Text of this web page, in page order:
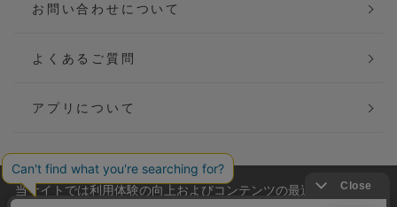
お問い合わせについて
よくあるご質問
アプリについて
当サイトでは利用体験の向上およびコンテンツの最適な提供、ト